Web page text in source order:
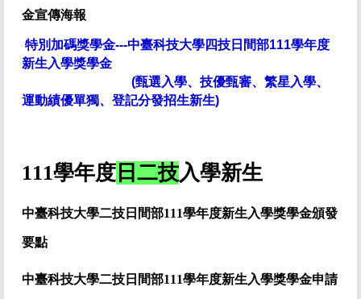
金宣傳海報
特別加碼獎學金---中臺科技大學四技日間部111學年度
新生入學獎學金
(甄選入學、技優甄審、繁星入學、
運動績優單獨、登記分發招生新生)
111學年度 日二技入學新生
中臺科技大學二技日間部111學年度新生入學獎學金頒發
要點
中臺科技大學二技日間部111學年度新生入學獎學金申請